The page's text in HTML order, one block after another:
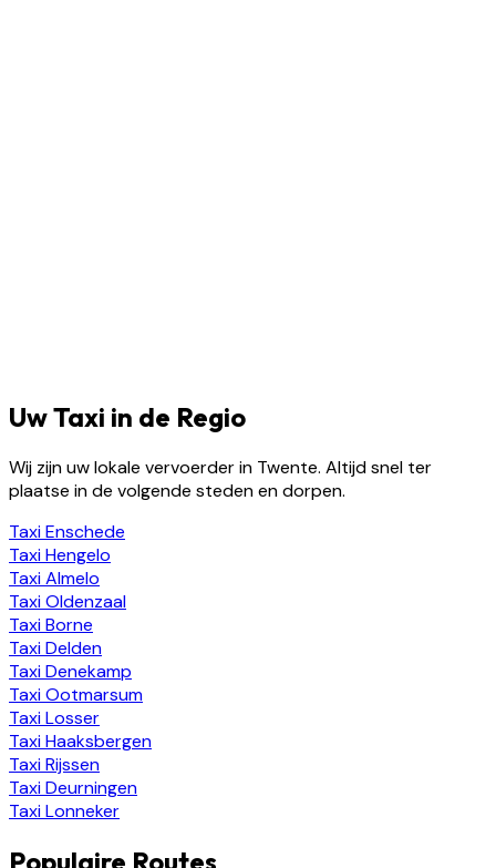
Uw Taxi in de Regio
Wij zijn uw lokale vervoerder in Twente. Altijd snel ter
plaatse in de volgende steden en dorpen.
TaxiEnschede
TaxiHengelo
TaxiAlmelo
TaxiOldenzaal
TaxiBorne
TaxiDelden
TaxiDenekamp
TaxiOotmarsum
TaxiLosser
TaxiHaaksbergen
TaxiRijssen
TaxiDeurningen
TaxiLonneker
Populaire Routes